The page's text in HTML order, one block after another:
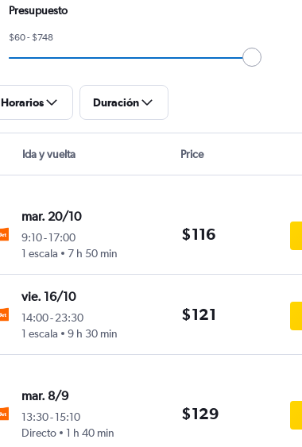
Presupuesto
$60 - $748
Horarios Duración
Ida y vuelta Price
mar. 20/10
9:10-17:00
1 escala
7 h 50 min
$116
vie. 16/10
14:00-23:30
1 escala
9 h 30 min
$121
mar. 8/9
13:30-15:10
Directo
1 h 40 min
$129